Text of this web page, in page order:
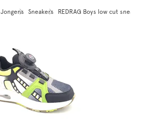
Jongens Sneakers REDRAG Boys low cut